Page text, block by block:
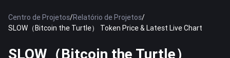
Centro de Projetos/Relatório de Projetos/
SLOW（Bitcoin the Turtle） Token Price & Latest Live Chart
SLOW（Bitcoin the Turtle）